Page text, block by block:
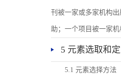
刊被一家或多家机构
助；一个项目被一家
5 元素选取和
5.1 元素选择方法